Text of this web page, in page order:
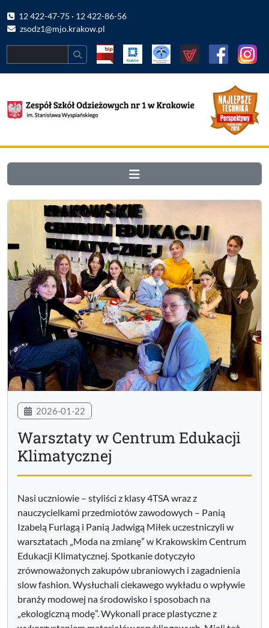
12 422-47-75 · 12 422-86-56
zsodz1@mjo.krakow.pl
2026-01-22
Warsztaty w Centrum Edukacji
Klimatycznej
Nasi uczniowie – styliści z klasy 4TSA wraz z
nauczycielkami przedmiotów zawodowych – Panią
Izabelą Furlagą i Panią Jadwigą Miłek uczestniczyli w
warsztatach „Moda na zmianę” w Krakowskim Centrum
Edukacji Klimatycznej. Spotkanie dotyczyło
zrównoważonych zakupów ubraniowych i zagadnienia
slow fashion. Wysłuchali ciekawego wykładu o wpływie
branży modowej na środowisko i sposobach na
„ekologiczną modę”. Wykonali prace plastyczne z